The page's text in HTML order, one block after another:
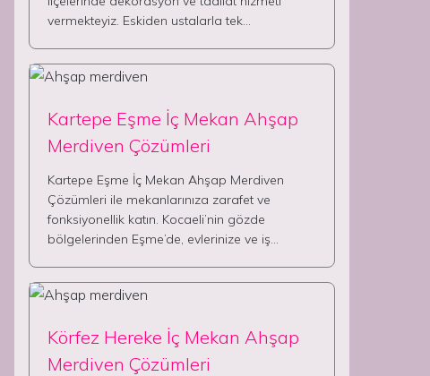
vermekteyiz. Eskiden ustalarla tek…
Kartepe Eşme İç Mekan Ahşap
Merdiven Çözümleri
Kartepe Eşme İç Mekan Ahşap Merdiven
Çözümleri ile mekanlarınıza zarafet ve
fonksiyonellik katın. Kocaeli’nin gözde
bölgelerinden Eşme’de, evlerinize ve iş…
Körfez Hereke İç Mekan Ahşap
Merdiven Çözümleri